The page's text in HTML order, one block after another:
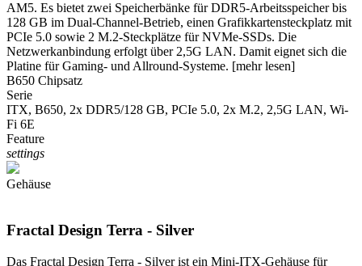
AM5. Es bietet zwei Speicherbänke für DDR5-Arbeitsspeicher bis
128 GB im Dual-Channel-Betrieb, einen Grafikkartensteckplatz mit
PCIe 5.0 sowie 2 M.2-Steckplätze für NVMe-SSDs. Die
Netzwerkanbindung erfolgt über 2,5G LAN. Damit eignet sich die
Platine für Gaming- und Allround-Systeme. [mehr lesen]
B650 Chipsatz
Serie
ITX, B650, 2x DDR5/128 GB, PCIe 5.0, 2x M.2, 2,5G LAN, Wi-
Fi 6E
Feature
settings
Gehäuse
Fractal Design Terra - Silver
Das Fractal Design Terra - Silver ist ein Mini-ITX-Gehäuse für